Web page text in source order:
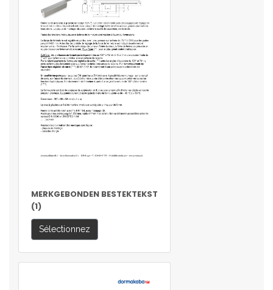
MERKGEBONDEN BESTEKTEKST
(1)
Sélectionnez